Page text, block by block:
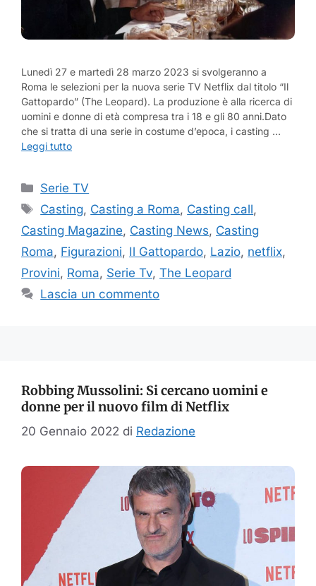
Lunedì 27 e martedì 28 marzo 2023 si svolgeranno a
Roma le selezioni per la nuova serie TV Netflix dal titolo “Il
Gattopardo” (The Leopard). La produzione è alla ricerca di
uomini e donne di età compresa tra i 18 e gli 80 anni.Dato
che si tratta di una serie in costume d’epoca, i casting …
Leggi tutto
Categorie
Serie TV
Tag
Casting, Casting a Roma, Casting call,
Casting Magazine, Casting News, Casting
Roma, Figurazioni, Il Gattopardo, Lazio, netflix,
Provini, Roma, Serie Tv, The Leopard
Lascia un commento
Robbing Mussolini: Si cercano uomini e
donne per il nuovo film di Netflix
20 Gennaio 2022 di Redazione